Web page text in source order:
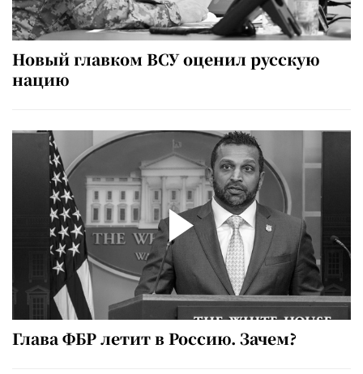
Новый главком ВСУ оценил русскую
нацию
Глава ФБР летит в Россию. Зачем?